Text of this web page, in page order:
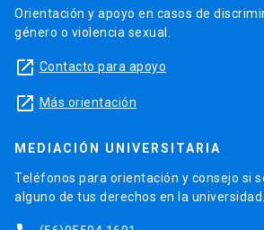
Orientación y apoyo en casos de
género o violencia sexual.
launch Contacto para apoyo
launch Más orientación
MEDIACIÓN UNIVERSITARIA
Teléfonos para orientación y consejo si
alguno de tus derechos en la universidad.